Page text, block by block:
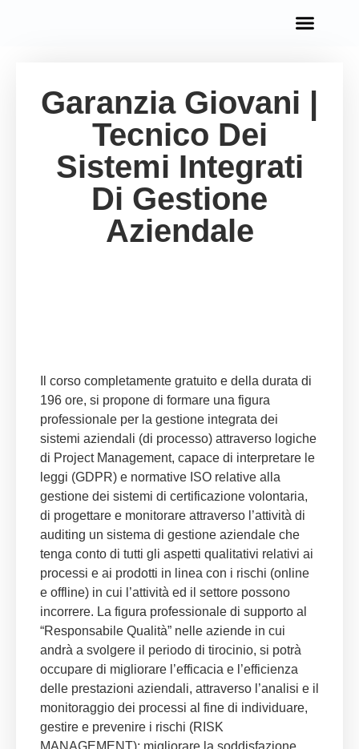
Garanzia Giovani |
Tecnico Dei
Sistemi Integrati
Di Gestione
Aziendale
Il corso completamente gratuito e della durata di
196 ore, si propone di formare una figura
professionale per la gestione integrata dei
sistemi aziendali (di processo) attraverso logiche
di Project Management, capace di interpretare le
leggi (GDPR) e normative ISO relative alla
gestione dei sistemi di certificazione volontaria,
di progettare e monitorare attraverso l’attività di
auditing un sistema di gestione aziendale che
tenga conto di tutti gli aspetti qualitativi relativi ai
processi e ai prodotti in linea con i rischi (online
e offline) in cui l’attività ed il settore possono
incorrere. La figura professionale di supporto al
“Responsabile Qualità” nelle aziende in cui
andrà a svolgere il periodo di tirocinio, si potrà
occupare di migliorare l’efficacia e l’efficienza
delle prestazioni aziendali, attraverso l’analisi e il
monitoraggio dei processi al fine di individuare,
gestire e prevenire i rischi (RISK